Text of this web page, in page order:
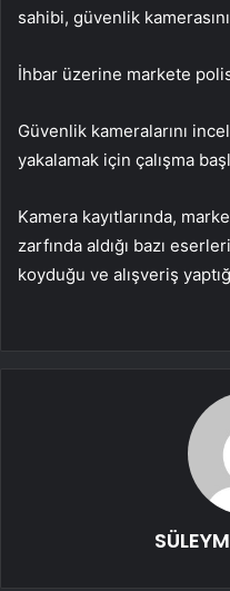
sahibi, güvenlik
İhbar üzerine markete
Güvenlik kameralarını
yakalamak için çalışma
Kamera kayıtlarında,
zarfında aldığı bazı
koyduğu ve alışveriş